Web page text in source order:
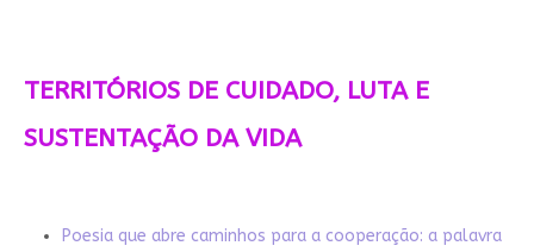
TERRITÓRIOS DE CUIDADO, LUTA E
SUSTENTAÇÃO DA VIDA
Poesia que abre caminhos para a cooperação: a palavra